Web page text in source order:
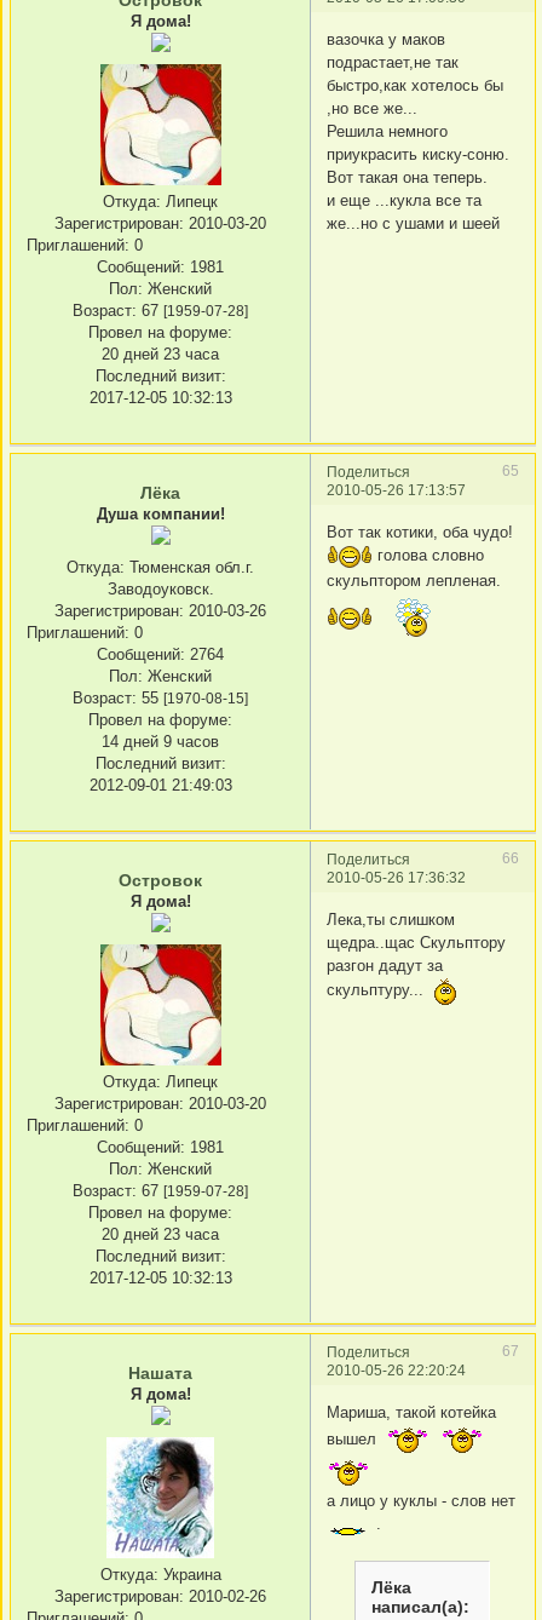
Я дома!
Откуда: Липецк
Зарегистрирован: 2010-03-20
Приглашений: 0
Сообщений: 1981
Пол: Женский
Возраст: 67 [1959-07-28]
Провел на форуме:
20 дней 23 часа
Последний визит:
2017-12-05 10:32:13
вазочка у маков
подрастает,не так
быстро,как хотелось бы
,но все же...
Решила немного
приукрасить киску-соню.
Вот такая она теперь.
и еще ...кукла все та
же...но с ушами и шеей
Поделиться
65
2010-05-26 17:13:57
Лёка
Душа компании!
Откуда: Тюменская обл.г.
Заводоуковск.
Зарегистрирован: 2010-03-26
Приглашений: 0
Сообщений: 2764
Пол: Женский
Возраст: 55 [1970-08-15]
Провел на форуме:
14 дней 9 часов
Последний визит:
2012-09-01 21:49:03
Вот так котики, оба чудо!
голова словно
скульптором лепленая.
Поделиться
66
2010-05-26 17:36:32
Островок
Я дома!
Откуда: Липецк
Зарегистрирован: 2010-03-20
Приглашений: 0
Сообщений: 1981
Пол: Женский
Возраст: 67 [1959-07-28]
Провел на форуме:
20 дней 23 часа
Последний визит:
2017-12-05 10:32:13
Лека,ты слишком
щедра..щас Скульптору
разгон дадут за
скульптуру...
Поделиться
67
2010-05-26 22:20:24
Нашата
Я дома!
Откуда: Украина
Зарегистрирован: 2010-02-26
Мариша, такой котейка
вышел
а лицо у куклы - слов нет
.
Лёка
написал(а):